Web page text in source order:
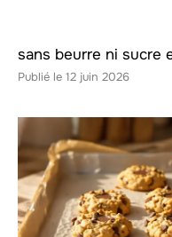
sans beurre ni sucre
12 juin 2026